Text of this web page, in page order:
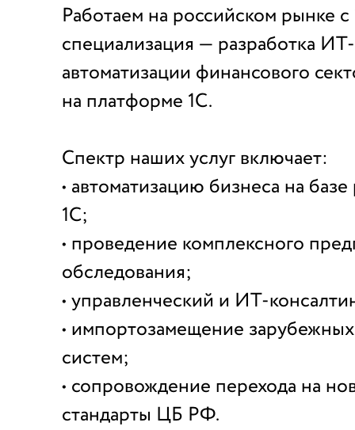
Работаем на российском рынке
специализация — разработка
автоматизации финансового
на платформе 1С.
Спектр наших услуг включает:
• автоматизацию бизнеса на
1С;
• проведение комплексного
обследования;
• управленческий и ИТ-
• импортозамещение
систем;
• сопровождение перехода на
стандарты ЦБ РФ.